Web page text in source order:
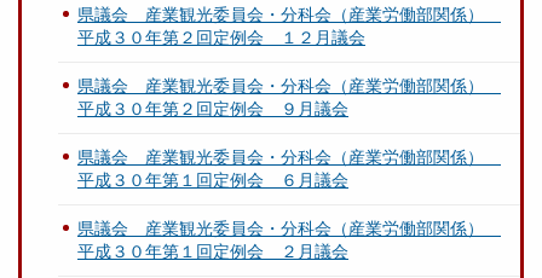
県議会 産業観光委員会・分科会（産業労働部関係）
平成３０年第２回定例会 １２月議会
県議会 産業観光委員会・分科会（産業労働部関係）
平成３０年第２回定例会 ９月議会
県議会 産業観光委員会・分科会（産業労働部関係）
平成３０年第１回定例会 ６月議会
県議会 産業観光委員会・分科会（産業労働部関係）
平成３０年第１回定例会 ２月議会